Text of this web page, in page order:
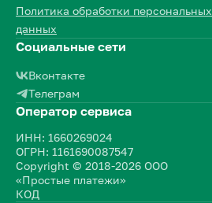
Политика обработки персональных
данных
Социальные сети
Вконтакте
Телеграм
Оператор сервиса
ИНН: 1660269024
ОГРН: 1161690087547
Copyright © 2018-2026 ООО
«Простые платежи»
КОД